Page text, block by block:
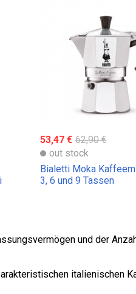
53,47 € 62,90 €
out stock
Bialetti Moka
3, 6 und 9 Tassen
und der
italienischen